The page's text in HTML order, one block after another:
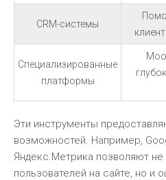
CRM-системы
Специализированные
платформы
Эти инструменты
возможностей. Например,
Яндекс.Метрика позволяют не
пользователей на сайте, но и